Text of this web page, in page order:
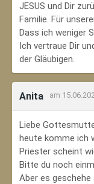
JESUS und Dir
Familie. Für
Dass ich weniger
Ich vertraue Dir
der Gläubigen.
Anita am
Liebe
heute komme ich
Priester scheint
Bitte du noch
Aber es